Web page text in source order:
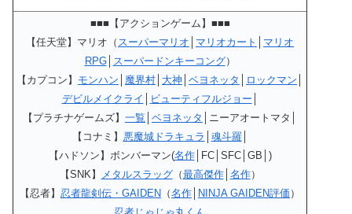
■■■【アクションゲーム】■■■
【任天堂】マリオ（ スーパーマリオ マリオカート
マリオ
RPG│ スーパードンキーコング）
【カプコン】 モンハン 魔界村 大神 ベヨネッタ ロックマン
デビルメイクライ
ビューティフルジョー
【プラチナゲームズ】 一覧 ベヨネッタ
│ニーアオートマタ│
【コナミ】 悪魔城ドラキュラ 魂斗羅│
【ハドソン】ボンバーマン(名作│FC│SFC│GB│)
【SNK】
メタルスラッグ（最高傑作│ 名作）
【忍者】 忍者龍剣伝・GAIDEN （名作 NINJA GAIDEN評価 ）